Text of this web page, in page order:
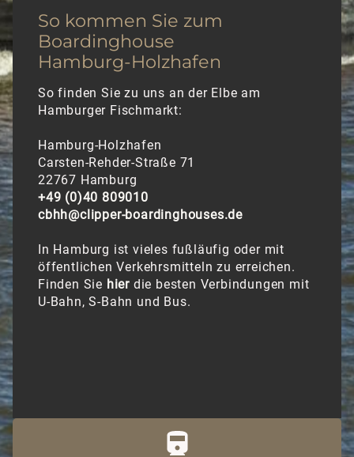
FAQ
So kommen Sie zum
Boardinghouse
Hamburg-Holzhafen
So finden Sie zu uns an der Elbe am
Hamburger Fischmarkt:
Hamburg-Holzhafen
Carsten-Rehder-Straße 71
22767 Hamburg
+49 (0)40 809010
cbhh@clipper-boardinghouses.de
In Hamburg ist vieles fußläufig oder mit
öffentlichen Verkehrsmitteln zu erreichen.
Finden Sie hier die besten Verbindungen mit
U-Bahn, S-Bahn und Bus.